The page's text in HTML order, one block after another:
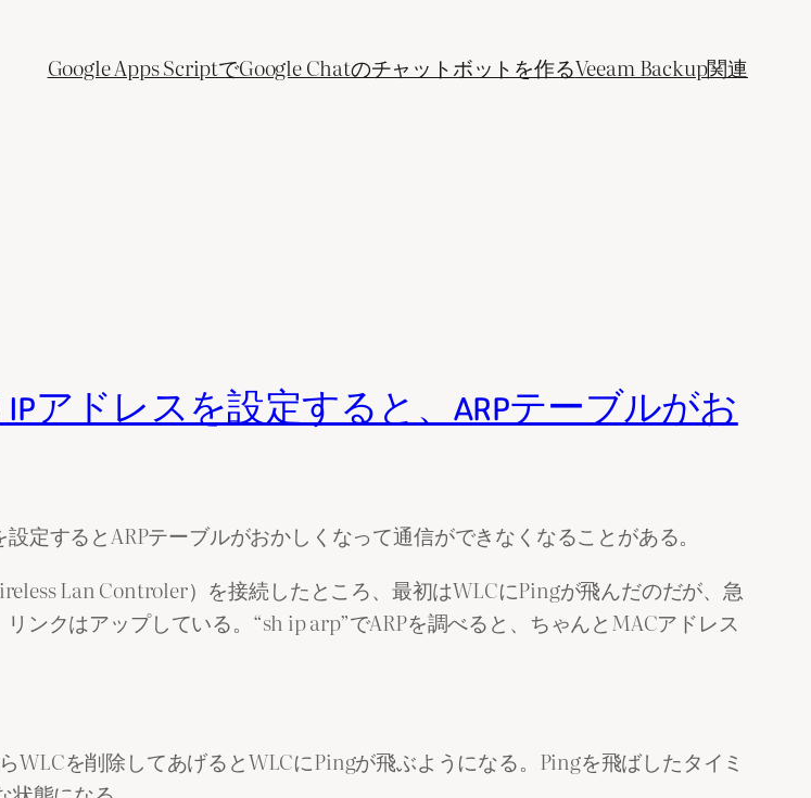
Google Apps ScriptでGoogle Chatのチャットボットを作るVeeam Backup関連
IPアドレスを設定すると、ARPテーブルがお
するとARPテーブルがおかしくなって通信ができなくなることがある。
Lan Controler）を接続したところ、最初はWLCにPingが飛んだのだが、急
ンクはアップしている。“sh ip arp”でARPを調べると、ちゃんとMACアドレス
WLCを削除してあげるとWLCにPingが飛ぶようになる。Pingを飛ばしたタイミ